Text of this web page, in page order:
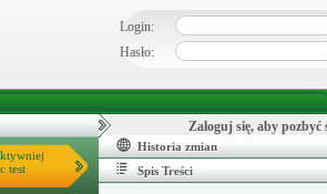
Login:
Hasło:
test
Zaloguj się, aby pozbyć
Historia zmian
Spis Treści